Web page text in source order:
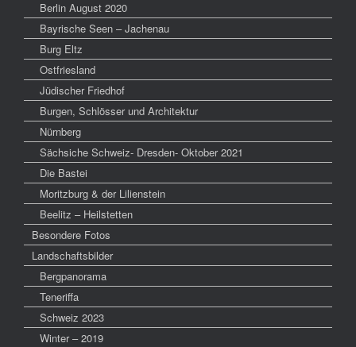
Berlin August 2020
Bayrische Seen – Jachenau
Burg Eltz
Ostfriesland
Jüdischer Friedhof
Burgen, Schlösser und Architektur
Nürnberg
Sächsiche Schweiz- Dresden- Oktober 2021
Die Bastei
Moritzburg & der Lilienstein
Beelitz – Heilstetten
Besondere Fotos
Landschaftsbilder
Bergpanorama
Teneriffa
Schweiz 2023
Winter – 2019